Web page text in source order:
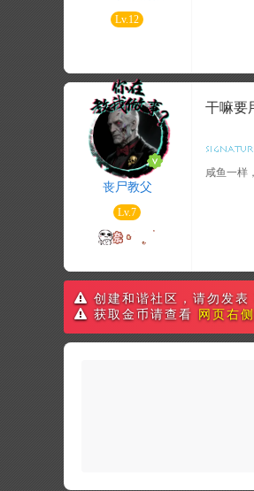
Lv.12
丧尸教父
Lv.7
干嘛要
咸鱼一样
创建和谐社区，请勿发表
获取金币请查看
网页右